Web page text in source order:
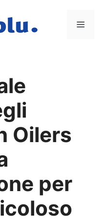
Menu
Oilers
per